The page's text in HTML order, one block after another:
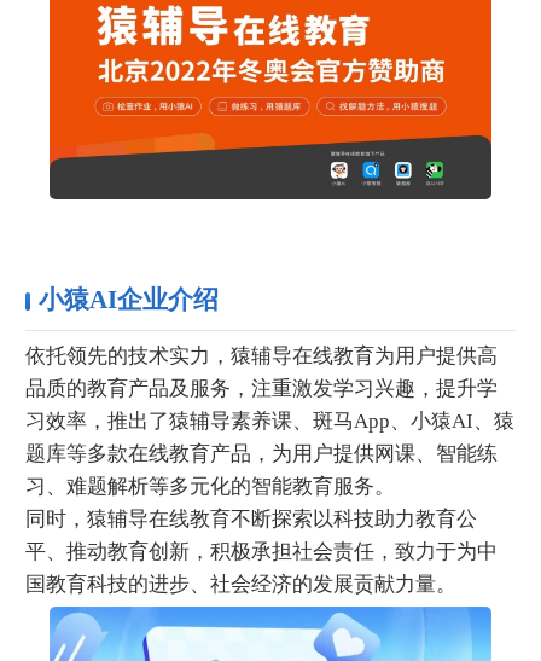
小猿AI企业介绍
依托领先的技术实力，猿辅导在线教育为用户提供高
品质的教育产品及服务，注重激发学习兴趣，提升学
习效率，推出了猿辅导素养课、斑马App、小猿AI、猿
题库等多款在线教育产品，为用户提供网课、智能练
习、难题解析等多元化的智能教育服务。
同时，猿辅导在线教育不断探索以科技助力教育公
平、推动教育创新，积极承担社会责任，致力于为中
国教育科技的进步、社会经济的发展贡献力量。